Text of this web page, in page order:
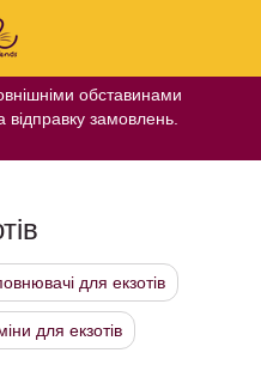
обставинами
замовлень.
для екзотів
для екзотів